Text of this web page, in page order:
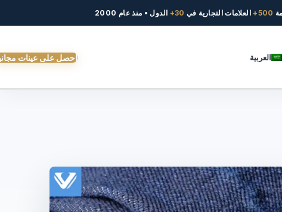
500+ العلامات التجارية في 30+ الدول • منذ عام 2000
العربية احصل على عينات